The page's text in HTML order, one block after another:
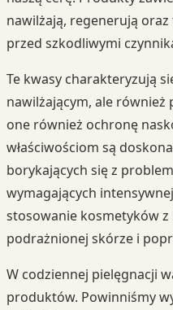
nawilżają, regenerują
przed szkodliwymi
Te kwasy charakteryzują
nawilżającym, ale również
one również ochronę
właściwościom są
borykających się z
wymagających
stosowanie kosmetyków z
podrażnionej skórze i
W codziennej pielęgnacji
produktów. Powinniśmy